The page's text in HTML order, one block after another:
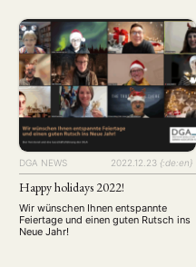
14 to 16 September 2023 in Rostock.
Sustainability “Made in Asia” —
Challenges, Trends and
Opportunities See you in Rostock! We
have finished all our preparations
and are looking forward to
welcoming you to …
DGA NEWS 2022.12.23 {:de:en}
Happy holidays 2022!
Wir wünschen Ihnen entspannte
Feiertage und einen guten Rutsch ins
Neue Jahr!